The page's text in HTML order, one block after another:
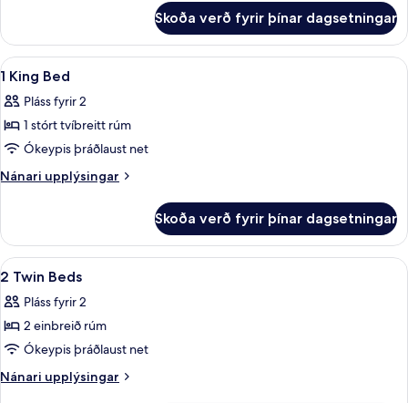
rúm
-
meðalstórt
tvíbreitt
rúm
Skoða verð fyrir þínar dagsetningar
Skoða
allar
myndir
fyrir
1
King
Rúmföt úr egypskri bómull, rúmföt
4
1 King Bed
Pláss fyrir 2
1 stórt tvíbreitt rúm
Ókeypis þráðlaust net
Nánari upplýsingar
Nánari
King
Bed
Skoða verð fyrir þínar dagsetningar
Skoða
allar
myndir
fyrir
2
Twin
Rúmföt úr egypskri bómull, rúmföt
7
2 Twin Beds
Pláss fyrir 2
2 einbreið rúm
Ókeypis þráðlaust net
Nánari upplýsingar
Nánari